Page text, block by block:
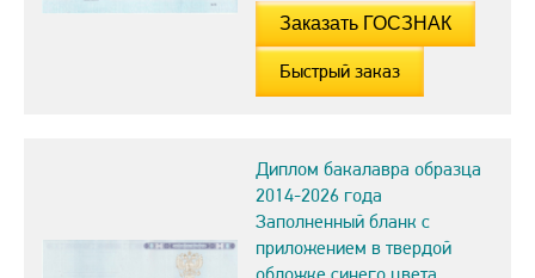
Быстрый заказ
Диплом бакалавра образца
2014-2026 года
Заполненный бланк с
приложением в твердой